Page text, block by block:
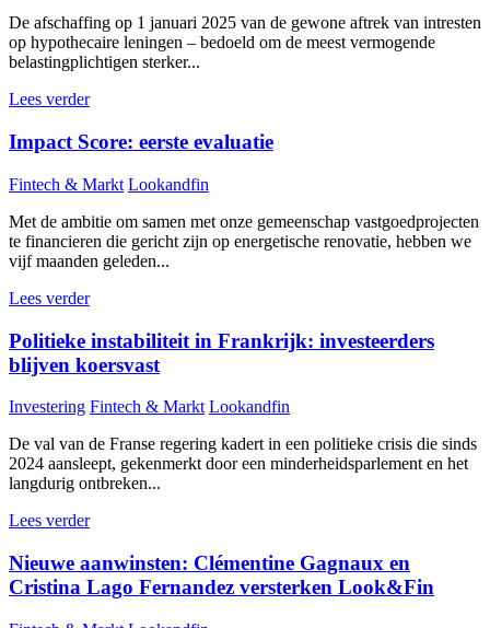
De afschaffing op 1 januari 2025 van de gewone aftrek van intresten
op hypothecaire leningen – bedoeld om de meest vermogende
belastingplichtigen sterker...
Lees verder
Impact Score: eerste evaluatie
Fintech & Markt Lookandfin
Met de ambitie om samen met onze gemeenschap vastgoedprojecten
te financieren die gericht zijn op energetische renovatie, hebben we
vijf maanden geleden...
Lees verder
Politieke instabiliteit in Frankrijk: investeerders
blijven koersvast
Investering Fintech & Markt Lookandfin
De val van de Franse regering kadert in een politieke crisis die sinds
2024 aansleept, gekenmerkt door een minderheidsparlement en het
langdurig ontbreken...
Lees verder
Nieuwe aanwinsten: Clémentine Gagnaux en
Cristina Lago Fernandez versterken Look&Fin